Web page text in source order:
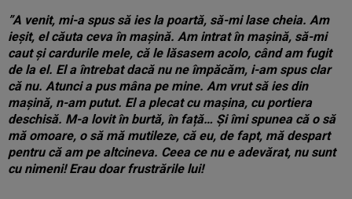
”A venit, mi-a spus să ies la poartă, să-mi lase cheia. Am
ieșit, el căuta ceva în mașină. Am intrat în mașină, să-mi
caut și cardurile mele, că le lăsasem acolo, când am fugit
de la el. El a întrebat dacă nu ne împăcăm, i-am spus clar
că nu. Atunci a pus mâna pe mine. Am vrut să ies din
mașină, n-am putut. El a plecat cu mașina, cu portiera
deschisă. M-a lovit în burtă, în față… Și îmi spunea că o să
mă omoare, o să mă mutileze, că eu, de fapt, mă despart
pentru că am pe altcineva. Ceea ce nu e adevărat, nu sunt
cu nimeni! Erau doar frustrările lui!